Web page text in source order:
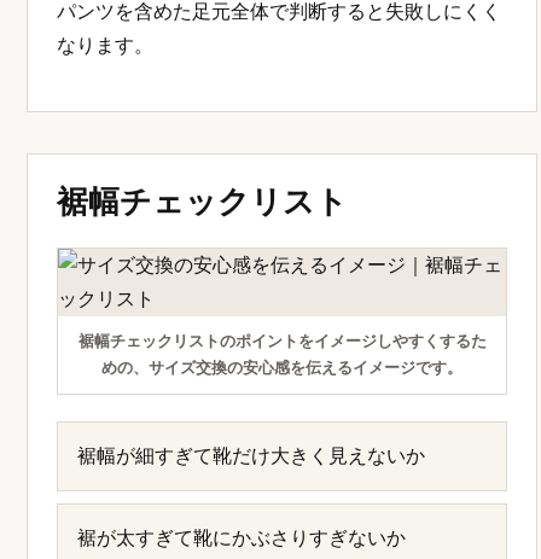
パンツを含めた足元全体で判断すると失敗しにくく
なります。
裾幅チェックリスト
裾幅チェックリストのポイントをイメージしやすくするた
めの、サイズ交換の安心感を伝えるイメージです。
裾幅が細すぎて靴だけ大きく見えないか
裾が太すぎて靴にかぶさりすぎないか